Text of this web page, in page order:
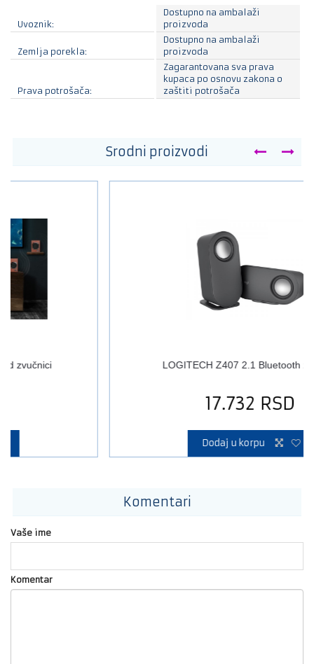
Uvoznik:
Dostupno na ambalaži
proizvoda
Zemlja porekla:
Dostupno na ambalaži
proizvoda
Prava potrošača:
Zagarantovana sva prava
kupaca po osnovu zakona o
zaštiti potrošača
Srodni proizvodi
LOGITECH Z407 2.1 Bluetooth zvučnici
Komentari
Vaše ime
Komentar